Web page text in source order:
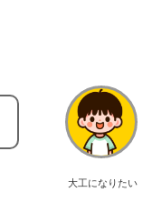
大工になりたい